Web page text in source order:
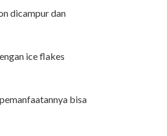
dicampur dan
ice flakes
bisa